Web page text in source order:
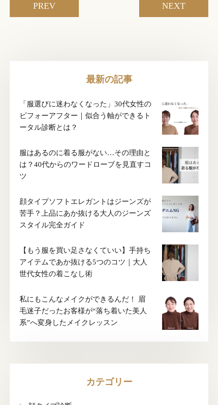
PREV NEXT
最新の記事
「服選びに迷わなくなった」30代女性の
ビフォーアフター｜似合う軸ができるト
ータル診断とは？
服はあるのに着る服がない…その理由と
は？40代からのワードローブを見直すコ
ツ
顔タイプソフトエレガントはジーンズが
苦手？上品にあか抜ける大人のジーンズ
スタイル完全ガイド
【もう服を買い足さなくていい】手持ち
アイテムであか抜ける5つのコツ｜大人
世代女性の着こなし術
私にもこんなメイクができるんだ！ 眉
毛迷子だったお客様が“落ち着いた美人
系”へ変身したメイクレッスン
カテゴリー